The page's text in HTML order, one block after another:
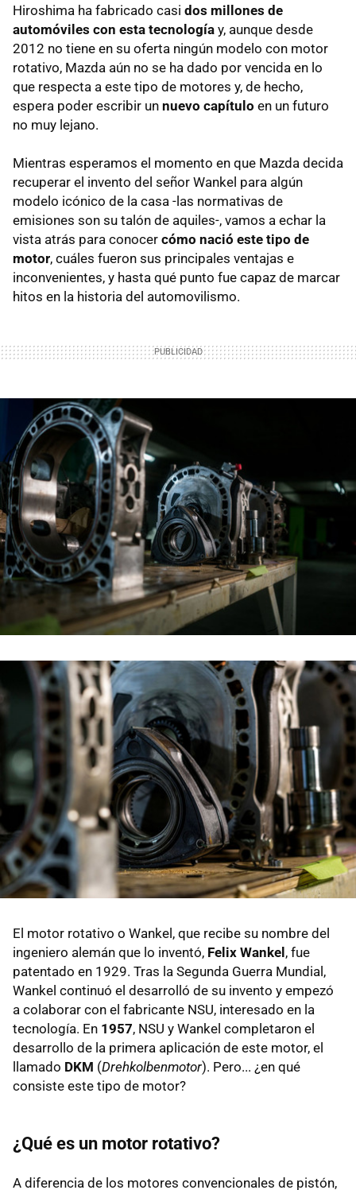
Hiroshima ha fabricado casi dos millones de
automóviles con esta tecnología y, aunque desde
2012 no tiene en su oferta ningún modelo con motor
rotativo, Mazda aún no se ha dado por vencida en lo
que respecta a este tipo de motores y, de hecho,
espera poder escribir un nuevo capítulo en un futuro
no muy lejano.
Mientras esperamos el momento en que Mazda decida
recuperar el invento del señor Wankel para algún
modelo icónico de la casa -las normativas de
emisiones son su talón de aquiles-, vamos a echar la
vista atrás para conocer cómo nació este tipo de
motor, cuáles fueron sus principales ventajas e
inconvenientes, y hasta qué punto fue capaz de marcar
hitos en la historia del automovilismo.
El motor rotativo o Wankel, que recibe su nombre del
ingeniero alemán que lo inventó, Felix Wankel , fue
patentado en 1929. Tras la Segunda Guerra Mundial,
Wankel continuó el desarrolló de su invento y empezó
a colaborar con el fabricante NSU, interesado en la
tecnología. En 1957, NSU y Wankel completaron el
desarrollo de la primera aplicación de este motor, el
llamado DKM (Drehkolbenmotor). Pero... ¿en qué
consiste este tipo de motor?
¿Qué es un motor rotativo?
A diferencia de los motores convencionales de pistón,